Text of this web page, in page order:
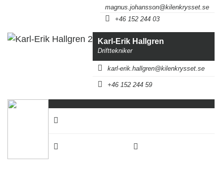
magnus.johansson@kilenkrysset.se
+46 152 244 03
Karl-Erik Hallgren
Drifttekniker
karl-erik.hallgren@kilenkrysset.se
+46 152 244 59